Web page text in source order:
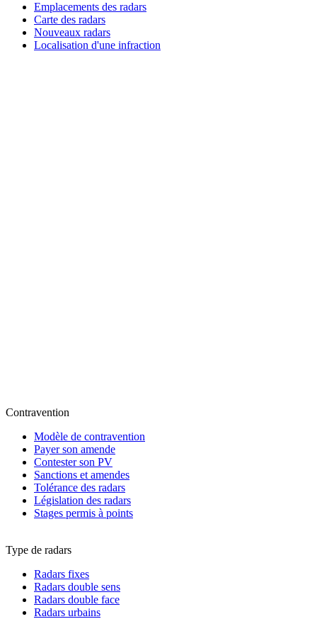
Emplacements des radars
Carte des radars
Nouveaux radars
Localisation d'une infraction
Contravention
Modèle de contravention
Payer son amende
Contester son PV
Sanctions et amendes
Tolérance des radars
Législation des radars
Stages permis à points
Type de radars
Radars fixes
Radars double sens
Radars double face
Radars urbains